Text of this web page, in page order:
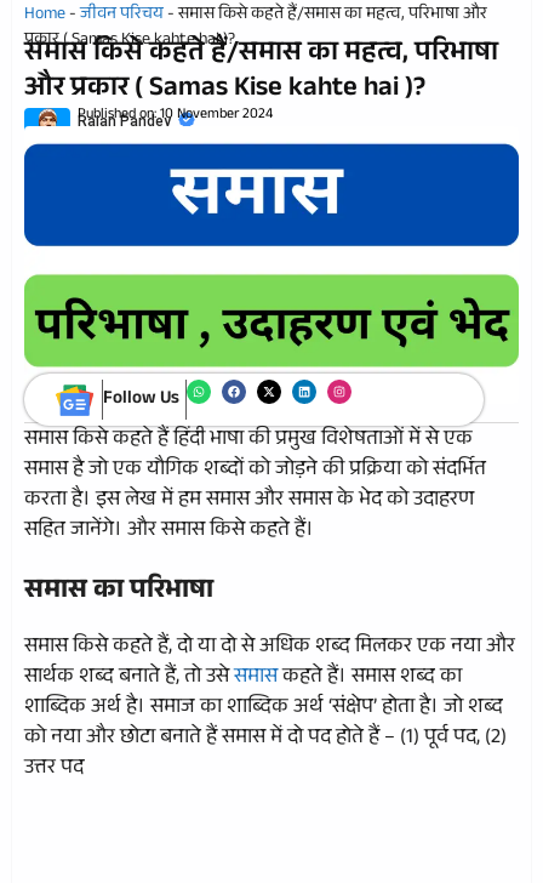
Home-जीवन परिचय-समास किसे कहते हैं/समास का महत्व, परिभाषा और
प्रकार ( Samas Kise kahte hai )?
समास किसे कहते हैं/समास का महत्व, परिभाषा
और प्रकार ( Samas Kise kahte hai )?
Rajan Pandey
Published on:10 November 2024
Follow Us
समास किसे कहते हैं हिंदी भाषा की प्रमुख विशेषताओं में से एक
समास है जो एक यौगिक शब्दों को जोड़ने की प्रक्रिया को संदर्भित
करता है। इस लेख में हम समास और समास के भेद को उदाहरण
सहित जानेंगे। और समास किसे कहते हैं।
समास का परिभाषा
समास किसे कहते हैं, दो या दो से अधिक शब्द मिलकर एक नया और
सार्थक शब्द बनाते हैं, तो उसेसमासकहते हैं। समास शब्द का
शाब्दिक अर्थ है। समाज का शाब्दिक अर्थ ‘संक्षेप’ होता है। जो शब्द
को नया और छोटा बनाते हैं समास में दो पद होते हैं – (1) पूर्व पद, (2)
उत्तर पद